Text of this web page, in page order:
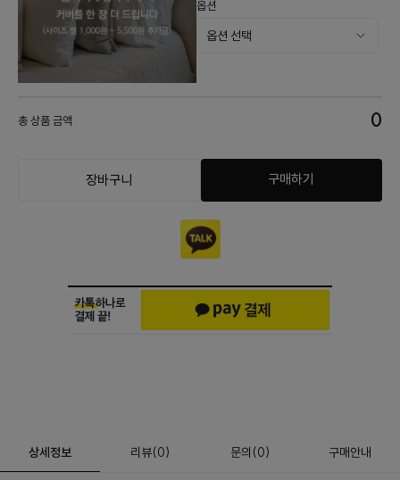
옵션
총 상품 금액 0
장바구니 구매하기
상세정보 리뷰(0) 문의 (0) 구매안내